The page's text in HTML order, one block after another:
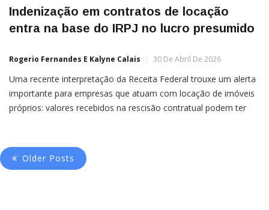
Indenização em contratos de locação
entra na base do IRPJ no lucro presumido
Rogerio Fernandes E Kalyne Calais 30 De Abril De 2026
Uma recente interpretação da Receita Federal trouxe um alerta
importante para empresas que atuam com locação de imóveis
próprios: valores recebidos na rescisão contratual podem ter
Older Posts